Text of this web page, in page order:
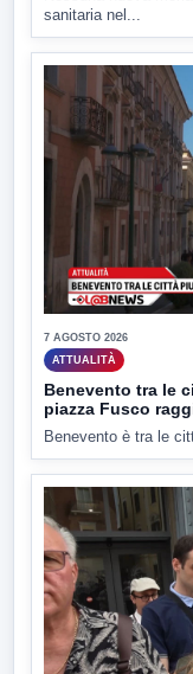
sanitaria nel...
7 AGOSTO 2026
ATTUALITÀ
Benevento tra le
piazza Fusco
Benevento è tra le